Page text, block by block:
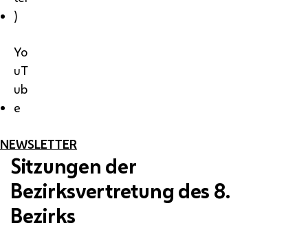
)
Yo
uT
ub
e
NEWSLETTER
Sitzungen der
Bezirksvertretung des 8.
Bezirks